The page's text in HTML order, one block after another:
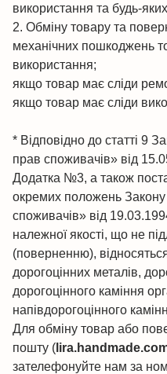
використання та будь-
2. Обміну товару та
механічних пошкоджень
використання;
якщо товар має сліди
якщо товар має сліди
* Відповідно до статті 9
прав споживачів» від
Додатка №3, а також
окремих положень
споживачів» від
належної якості, що не
(поверненню),
дорогоцінних металів,
дорогоцінного каміння
напівдорогоцінного
Для обміну товар або
пошту (
зателефонуйте нам за